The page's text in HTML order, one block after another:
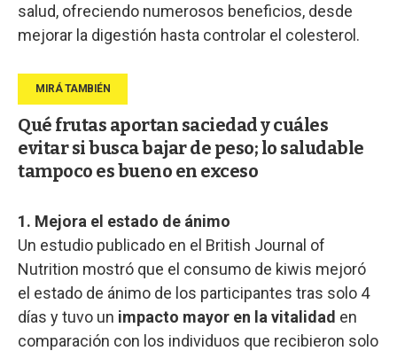
salud, ofreciendo numerosos beneficios, desde
mejorar la digestión hasta controlar el colesterol.
Qué frutas aportan saciedad y cuáles
evitar si busca bajar de peso; lo saludable
tampoco es bueno en exceso
1. Mejora el estado de ánimo
Un estudio publicado en el British Journal of
Nutrition mostró que el consumo de kiwis mejoró
el estado de ánimo de los participantes tras solo 4
días y tuvo un impacto mayor en la vitalidad en
comparación con los individuos que recibieron solo